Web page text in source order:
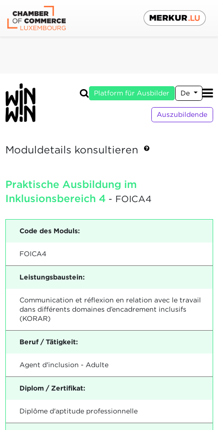
Platform für Ausbilder De
Auszubildende
Moduldetails konsultieren
Praktische Ausbildung im
Inklusionsbereich 4- FOICA4
Code des Moduls:
FOICA4
Leistungsbaustein:
Communication et réflexion en relation avec le travail
dans différents domaines d’encadrement inclusifs
(KORAR)
Beruf / Tätigkeit:
Agent d'inclusion - Adulte
Diplom / Zertifikat:
Diplôme d'aptitude professionnelle